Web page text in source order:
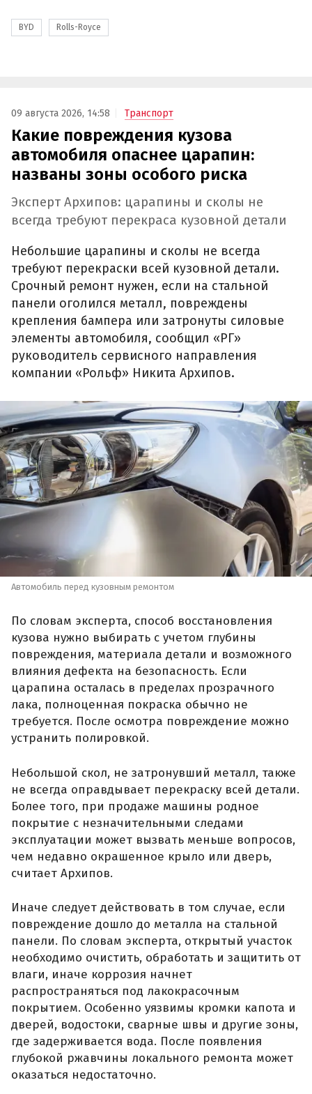
BYD Rolls-Royce
09 августа 2026, 14:58 Транспорт
Какие повреждения кузова
автомобиля опаснее царапин:
названы зоны особого риска
Эксперт Архипов: царапины и сколы не
всегда требуют перекраса кузовной детали
Небольшие царапины и сколы не всегда
требуют перекраски всей кузовной детали.
Срочный ремонт нужен, если на стальной
панели оголился металл, повреждены
крепления бампера или затронуты силовые
элементы автомобиля, сообщил «РГ»
руководитель сервисного направления
компании «Рольф» Никита Архипов.
Автомобиль перед кузовным ремонтом
По словам эксперта, способ восстановления
кузова нужно выбирать с учетом глубины
повреждения, материала детали и возможного
влияния дефекта на безопасность. Если
царапина осталась в пределах прозрачного
лака, полноценная покраска обычно не
требуется. После осмотра повреждение можно
устранить полировкой.
Небольшой скол, не затронувший металл, также
не всегда оправдывает перекраску всей детали.
Более того, при продаже машины родное
покрытие с незначительными следами
эксплуатации может вызвать меньше вопросов,
чем недавно окрашенное крыло или дверь,
считает Архипов.
Иначе следует действовать в том случае, если
повреждение дошло до металла на стальной
панели. По словам эксперта, открытый участок
необходимо очистить, обработать и защитить от
влаги, иначе коррозия начнет
распространяться под лакокрасочным
покрытием. Особенно уязвимы кромки капота и
дверей, водостоки, сварные швы и другие зоны,
где задерживается вода. После появления
глубокой ржавчины локального ремонта может
оказаться недостаточно.